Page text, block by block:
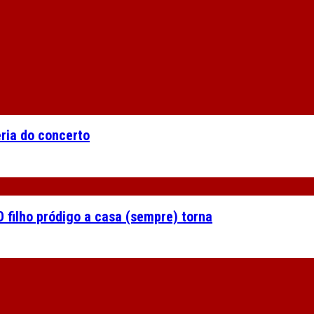
do concerto
filho pródigo a casa (sempre) torna